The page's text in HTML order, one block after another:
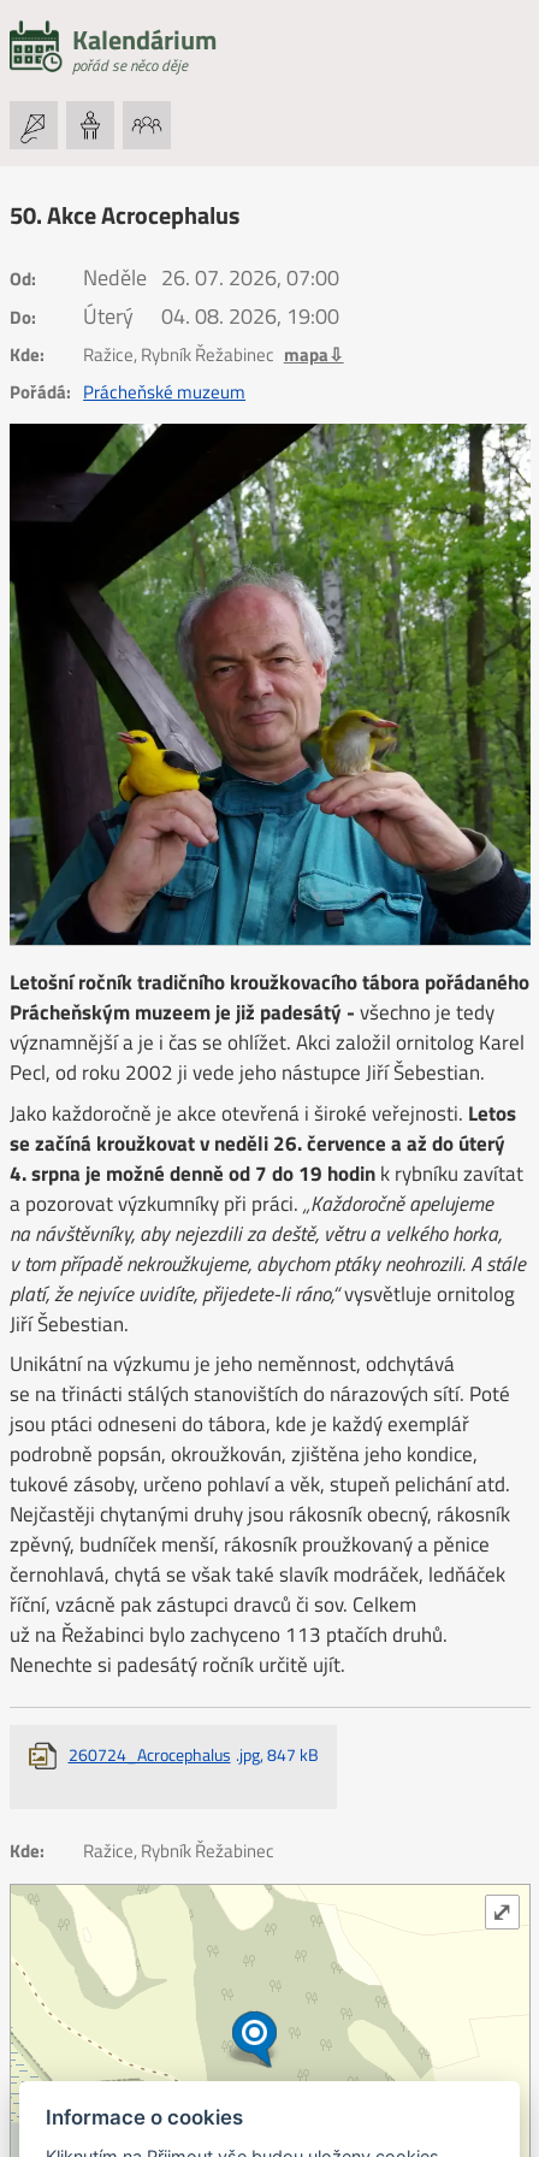
Kalendárium
pořád se něco děje
50. Akce Acrocephalus
Od: Neděle 26. 07. 2026, 07:00
Do: Úterý 04. 08. 2026, 19:00
Kde: Ražice, Rybník Řežabinec mapa⇩
Pořádá: Prácheňské muzeum
Letošní ročník tradičního kroužkovacího tábora pořádaného
Prácheňským muzeem je již padesátý -všechno je tedy
významnější a je i čas se ohlížet. Akci založil ornitolog Karel
Pecl, od roku 2002 ji vede jeho nástupce Jiří Šebestian.
Jako každoročně je akce otevřená i široké veřejnosti. Letos
se začíná kroužkovat v neděli 26. července a až do úterý
4. srpna je možné denně od 7 do 19 hodink rybníku zavítat
a pozorovat výzkumníky při práci.„Každoročně apelujeme
na návštěvníky, aby nejezdili za deště, větru a velkého horka,
v tom případě nekroužkujeme, abychom ptáky neohrozili. A stále
platí, že nejvíce uvidíte, přijedete-li ráno,“vysvětluje ornitolog
Jiří Šebestian.
Unikátní na výzkumu je jeho neměnnost, odchytává
se na třinácti stálých stanovištích do nárazových sítí. Poté
jsou ptáci odneseni do tábora, kde je každý exemplář
podrobně popsán, okroužkován, zjištěna jeho kondice,
tukové zásoby, určeno pohlaví a věk, stupeň pelichání atd.
Nejčastěji chytanými druhy jsou rákosník obecný, rákosník
zpěvný, budníček menší, rákosník proužkovaný a pěnice
černohlavá, chytá se však také slavík modráček, ledňáček
říční, vzácně pak zástupci dravců či sov. Celkem
už na Řežabinci bylo zachyceno 113 ptačích druhů.
Nenechte si padesátý ročník určitě ujít.
260724_Acrocephalus .jpg, 847 kB
Kde: Ražice, Rybník Řežabinec
⤢
Informace o cookies